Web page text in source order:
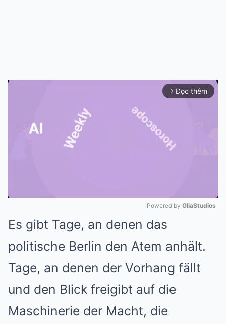
arrow_forward_ios Đọc thêm
Powered by GliaStudios
Es gibt Tage, an denen das
politische Berlin den Atem anhält.
Tage, an denen der Vorhang fällt
und den Blick freigibt auf die
Maschinerie der Macht, die